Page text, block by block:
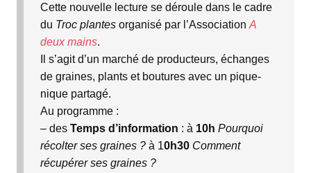
Cette nouvelle lecture se déroule dans le cadre
du Troc plantes organisé par l’Association A
deux mains.
Il s’agit d’un marché de producteurs, échanges
de graines, plants et boutures avec un pique-
nique partagé.
Au programme :
– des Temps d’information : à 10h Pourquoi
récolter ses graines ? à 10h30 Comment
récupérer ses graines ?